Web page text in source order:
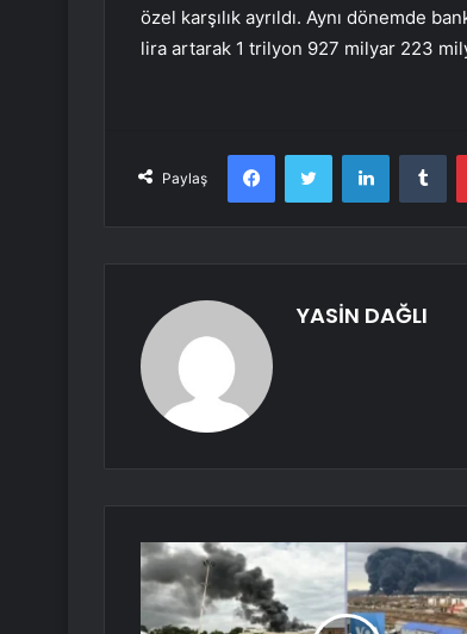
özel karşılık ayrıldı. Aynı dönemde
lira artarak 1 trilyon 927 milyar 223
Paylaş
FacebookTwitter LinkedIn
YASİN DAĞLI